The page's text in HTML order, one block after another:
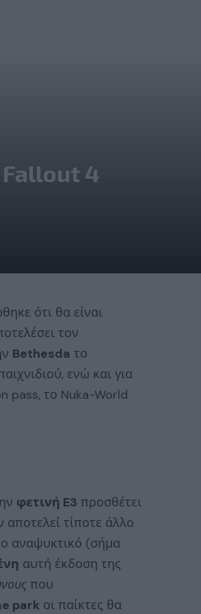
4
ότι θα είναι
τον
Bethesda το
ενώ και για
pass, το Nuka-World
φετινή E3 προσθέτει
αποτελεί τίποτε άλλο
αναψυκτικό (σήμα
αυτή έκδοση της
που
park οι παίκτες θα